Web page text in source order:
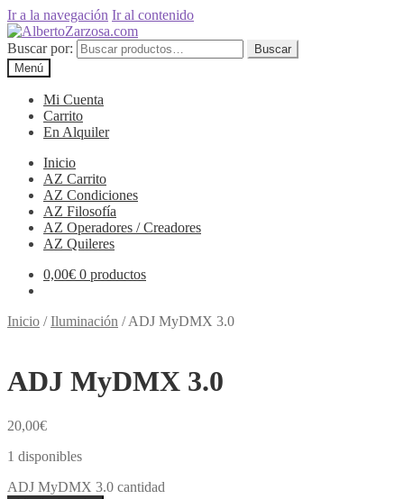
Ir a la navegación Ir al contenido
Buscar por:
Buscar
Menú
Mi Cuenta
Carrito
En Alquiler
Inicio
AZ Carrito
AZ Condiciones
AZ Filosofía
AZ Operadores / Creadores
AZ Quileres
0,00€ 0 productos
Inicio /Iluminación /ADJ MyDMX 3.0
ADJ MyDMX 3.0
20,00€
1 disponibles
ADJ MyDMX 3.0 cantidad